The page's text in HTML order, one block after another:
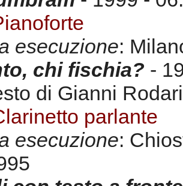
esecuzione:
chi fischia? -
di Gianni Rodari
parlante
esecuzione: